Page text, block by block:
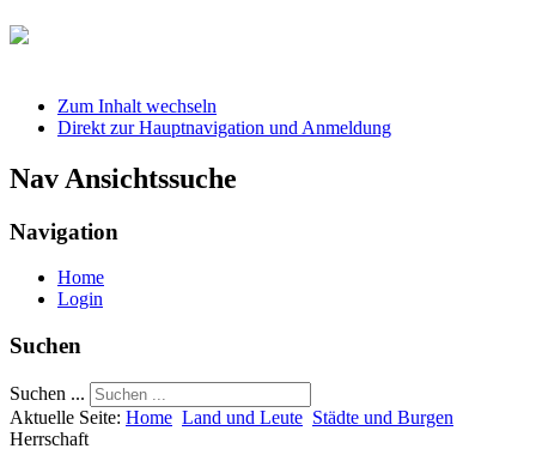
Zum Inhalt wechseln
Direkt zur Hauptnavigation und Anmeldung
Nav Ansichtssuche
Navigation
Home
Login
Suchen
Suchen ...
Aktuelle Seite: Home Land und Leute Städte und Burgen
Herrschaft